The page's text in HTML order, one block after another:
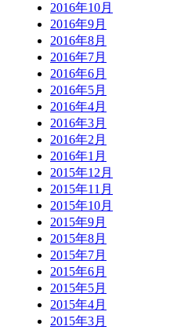
2016年10月
2016年9月
2016年8月
2016年7月
2016年6月
2016年5月
2016年4月
2016年3月
2016年2月
2016年1月
2015年12月
2015年11月
2015年10月
2015年9月
2015年8月
2015年7月
2015年6月
2015年5月
2015年4月
2015年3月